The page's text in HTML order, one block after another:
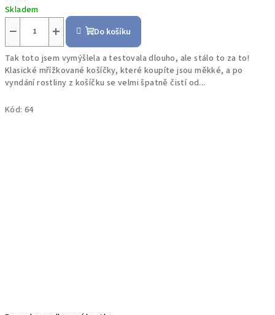
Skladem
+
− Do košíku
Tak toto jsem vymýšlela a testovala dlouho, ale stálo to za to!
Klasické mřížkované košíčky, které koupíte jsou měkké, a po
vyndání rostliny z košíčku se velmi špatně čistí od...
Kód: 64